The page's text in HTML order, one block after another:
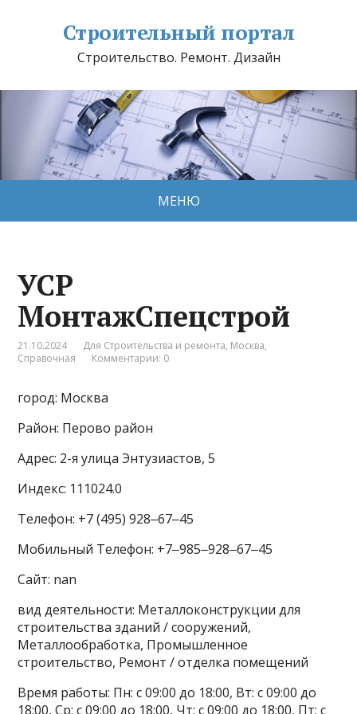
Строительный портал
Строительство. Ремонт. Дизайн
МЕНЮ
УСР
МонтажСпецстрой
21.10.2024 Для Строительства и ремонта, Москва,
Справочная
Комментарии: 0
город: Москва
Район: Перово район
Адрес: 2-я улица Энтузиастов, 5
Индекс: 111024.0
Телефон: +7 (495) 928‒67‒45
Мобильный Телефон: +7‒985‒928‒67‒45
Сайт: nan
вид деятельности: Металлоконструкции для
строительства зданий / сооружений,
Металлообработка, Промышленное
строительство, Ремонт / отделка помещений
Время работы: Пн: с 09:00 до 18:00, Вт: с 09:00 до
18:00, Ср: с 09:00 до 18:00, Чт: с 09:00 до 18:00, Пт: с